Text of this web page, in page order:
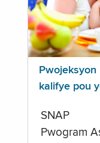
kalifye pou
SNAP
Pwogram